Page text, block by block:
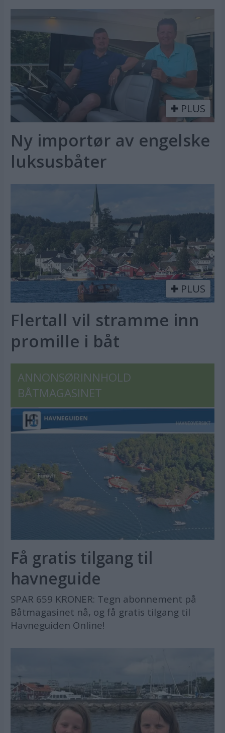
PLUS
Ny importør av engelske
luksusbåter
PLUS
Flertall vil stramme inn
promille i båt
ANNONSØRINNHOLD
BÅTMAGASINET
Få gratis tilgang til
havneguide
SPAR 659 KRONER: Tegn abonnement på
Båtmagasinet nå, og få gratis tilgang til
Havneguiden Online!